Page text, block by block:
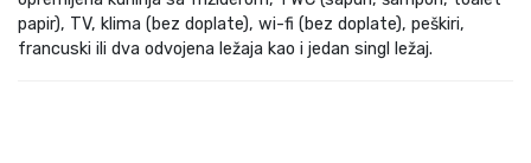
papir), TV, klima (bez doplate), wi-fi (bez doplate), peškiri,
francuski ili dva odvojena ležaja kao i jedan singl ležaj.